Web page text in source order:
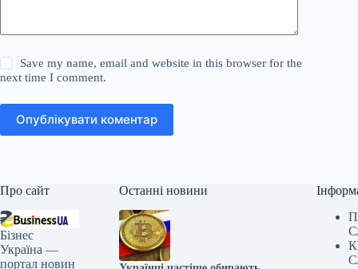
Save my name, email and website in this browser for the
next time I comment.
Опублікувати коментар
Про сайт
Бізнес
Україна —
портал новин
Останні новини